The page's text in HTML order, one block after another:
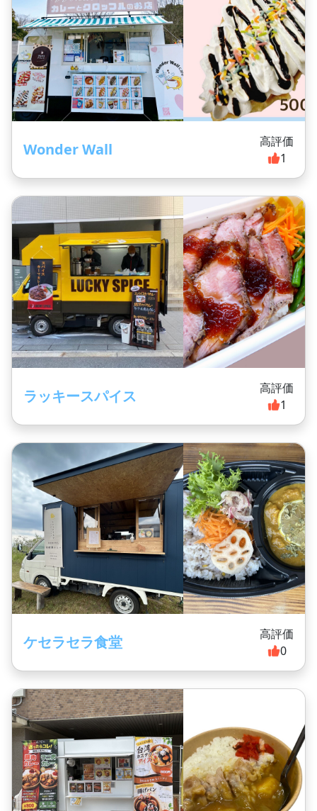
Wonder Wall
高評価
1
ラッキースパイス
高評価
1
ケセラセラ食堂
高評価
0